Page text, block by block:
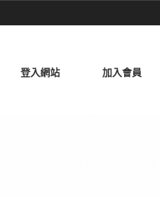
登入網站 加入會員